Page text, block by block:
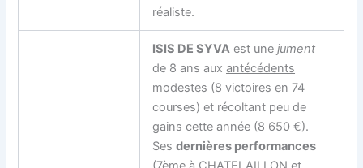
réaliste.
ISIS DE SYVA est unejument
de 8 ans auxantécédents
modestes (8 victoires en 74
courses) et récoltant peu de
gains cette année (8 650 €).
Sesdernières performances